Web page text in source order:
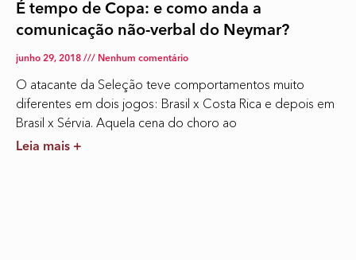
É tempo de Copa: e como anda a
comunicação não-verbal do Neymar?
junho 29, 2018 Nenhum comentário
O atacante da Seleção teve comportamentos muito
diferentes em dois jogos: Brasil x Costa Rica e depois em
Brasil x Sérvia. Aquela cena do choro ao
Leia mais +